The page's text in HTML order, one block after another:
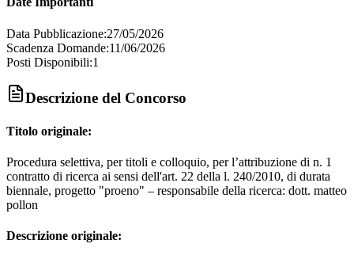
Data Pubblicazione:27/05/2026
Scadenza Domande:11/06/2026
Posti Disponibili:1
Descrizione del Concorso
Titolo originale:
Procedura selettiva, per titoli e colloquio, per l’attribuzione di n. 1
contratto di ricerca ai sensi dell'art. 22 della l. 240/2010, di durata
biennale, progetto "proeno" – responsabile della ricerca: dott. matteo
pollon
Descrizione originale: